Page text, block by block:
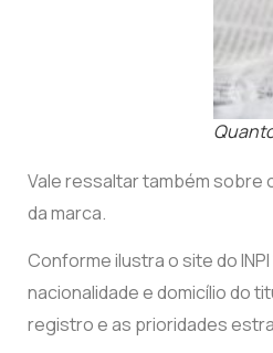
Vale ressaltar também
da marca.
Conforme ilustra o site do
nacionalidade e domicílio do
registro e as prioridades